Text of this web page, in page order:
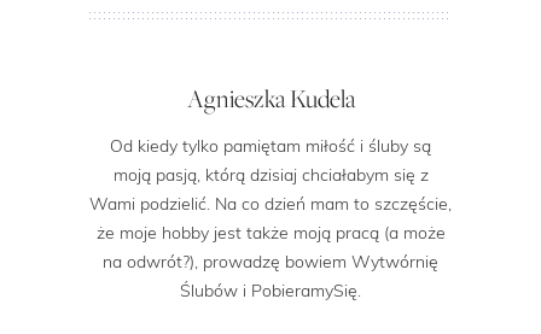
Agnieszka Kudela
Od kiedy tylko pamiętam miłość i śluby są
moją pasją, którą dzisiaj chciałabym się z
Wami podzielić. Na co dzień mam to szczęście,
że moje hobby jest także moją pracą (a może
na odwrót?), prowadzę bowiem Wytwórnię
Ślubów i PobieramySię.